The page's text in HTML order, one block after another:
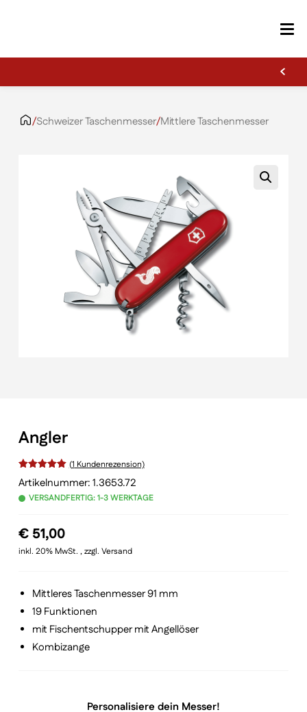
/Schweizer Taschenmesser/Mittlere Taschenmesser
Angler
Bewertet
mitvon 5,
auf
Kundenbewertung
(1 Kundenrezension)
Artikelnummer:1.3653.72
VERSANDFERTIG: 1-3 WERKTAGE
€51,00
inkl. 20% MwSt. , zzgl. Versand
Mittleres Taschenmesser 91 mm
19 Funktionen
mit Fischentschupper mit Angellöser
Kombizange
Personalisiere dein Messer!